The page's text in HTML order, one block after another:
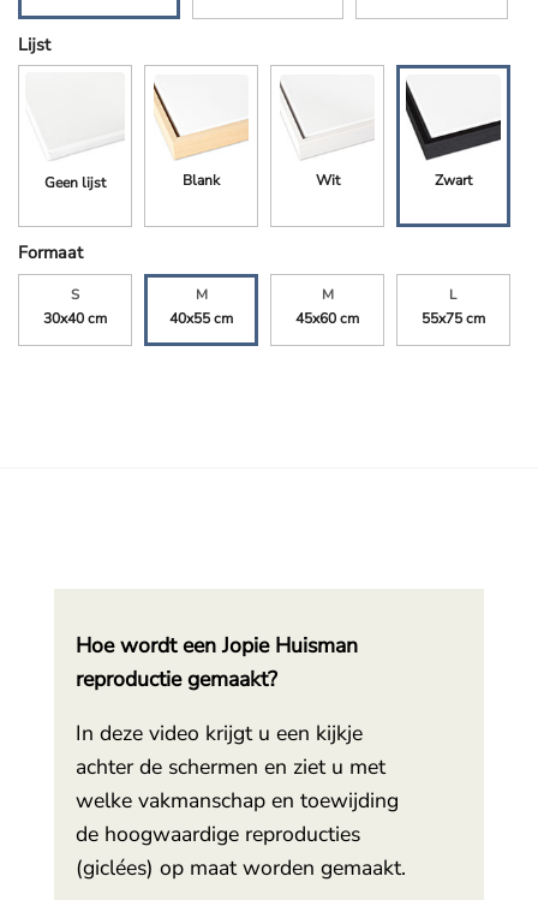
Lijst
Geen lijst Blank Wit Zwart
Formaat
S
30x40 cm
M
40x55 cm
M
45x60 cm
L
55x75 cm
Hoe wordt een Jopie Huisman
reproductie gemaakt?
In deze video krijgt u een kijkje
achter de schermen en ziet u met
welke vakmanschap en toewijding
de hoogwaardige reproducties
(giclées) op maat worden gemaakt.